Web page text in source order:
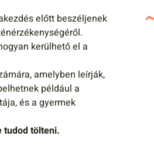
előtt beszéljenek
kerülhető el a
amelyben leírják,
például a
és a gyermek
tudod tölteni.